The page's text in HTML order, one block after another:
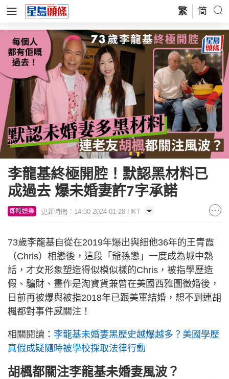
繁 简
李龍基終極開腔！默認黑材料已
成過去 爆未婚妻許7字承諾
即時娛樂 更新時間：14:30 2024-01-28 HKT
73歲李龍基自從在2019年爆出與細他36年的王青霞
（Chris）相戀後，這段「爺孫戀」一度成為城中熱
話，才女形象塑造得似模似樣的Chris，被指學歷造
假、騙財、畫作是淘寶貨兼曾在美國西雅圖徵婚後，
日前再被爆與被指2018年已跟美軍結婚，想不到連胡
楓都對事件感關注！
相關閱讀： 李龍基未婚妻黑歷史越爆越多？美國學歷
真假成疑隨時被學校採取法律行動
胡楓都關注李龍基未婚妻風波？